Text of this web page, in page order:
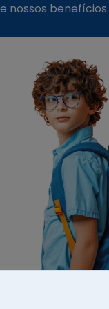
nossos benefícios.